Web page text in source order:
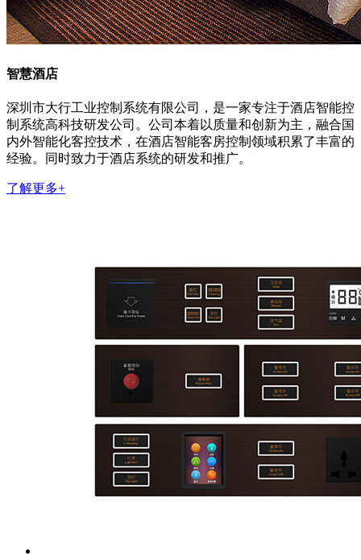
智慧酒店
深圳市大行工业控制系统有限公司，是一家专注于酒店智能控
制系统高科技研发公司。公司本着以质量和创新为主，融合国
内外智能化客控技术，在酒店智能客房控制领域积累了丰富的
经验。同时致力于酒店系统的研发和推广。
了解更多+